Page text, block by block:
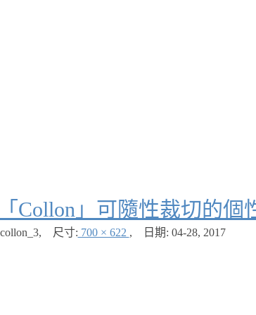
Collon」可隨性裁切的個
, 尺寸: 700 × 622 , 日期: 04-28, 2017